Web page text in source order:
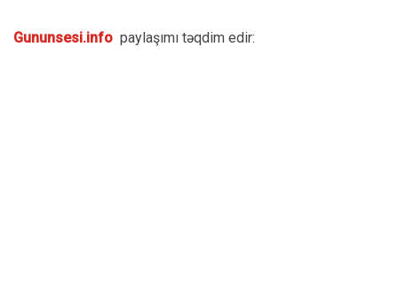
Gununsesi.info paylaşımı təqdim edir: